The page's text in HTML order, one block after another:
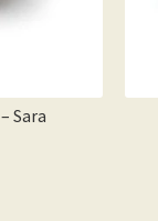
Sara